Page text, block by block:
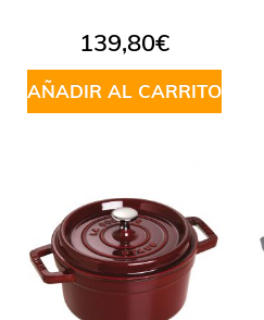
139,80€
AÑADIR AL CARRITO